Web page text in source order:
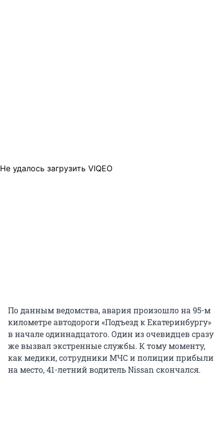
Не удалось загрузить VIQEO
По данным ведомства, авария произошло на 95-м
километре автодороги «Подъезд к Екатеринбургу»
в начале одиннадцатого. Один из очевидцев сразу
же вызвал экстренные службы. К тому моменту,
как медики, сотрудники МЧС и полиции прибыли
на место, 41-летний водитель Nissan скончался.